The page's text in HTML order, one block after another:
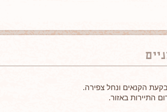
הקנאים ונחל צפירה.
התיירות באזור.